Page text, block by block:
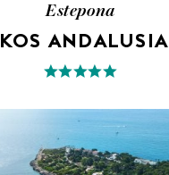
Estepona
IKOS ANDALUSIA